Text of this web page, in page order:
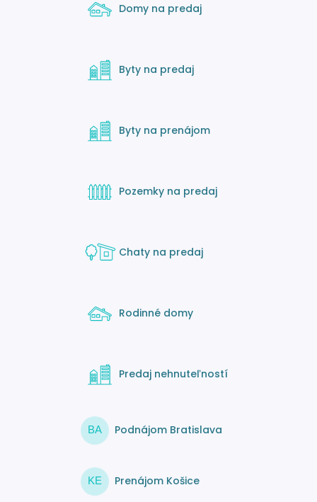
Domy na predaj
Byty na predaj
Byty na prenájom
Pozemky na predaj
Chaty na predaj
Rodinné domy
Predaj nehnuteľností
BA Podnájom Bratislava
KE Prenájom Košice